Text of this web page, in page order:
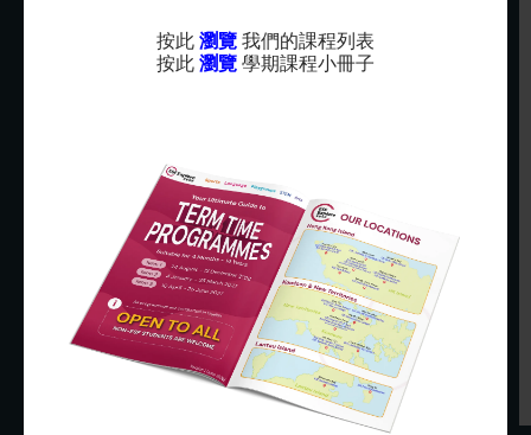
按此 瀏覽 我們的課程列表
按此 瀏覽 學期課程小冊子
Rayna已經參加了英基探新的英文班三年。最初我們為了
提升她的英文程度報讀，現在不但愛上英文課，還不怕
Rayna
Rayna家長